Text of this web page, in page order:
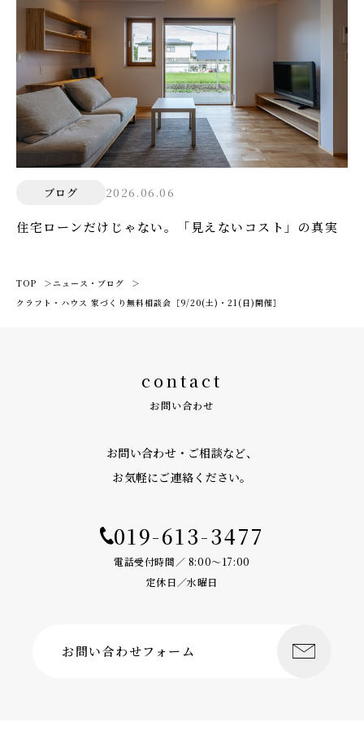
ブログ 2026.06.06
住宅ローンだけじゃない。「見えないコスト」の真実
TOP
ニュース・ブログ
クラフト・ハウス 家づくり無料相談会［9/20(土)・21(日)開催］
contact
お問い合わせ
お問い合わせ・ご相談など、
お気軽にご連絡ください。
019-613-3477
電話受付時間／ 8:00〜17:00
定休日／水曜日
お問い合わせフォーム